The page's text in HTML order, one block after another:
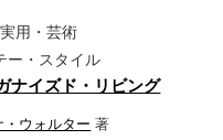
用・芸術
ー・スタイル
ナイズド・リビング
・ウォルター 著